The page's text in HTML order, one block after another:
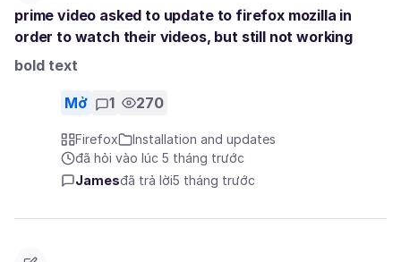
prime video asked to update to firefox mozilla in
order to watch their videos, but still not working
bold text
Mở 1 270
Firefox
Installation and updates
đã hỏi vào lúc 5 tháng trước
Jamesđã trả lời5 tháng trước